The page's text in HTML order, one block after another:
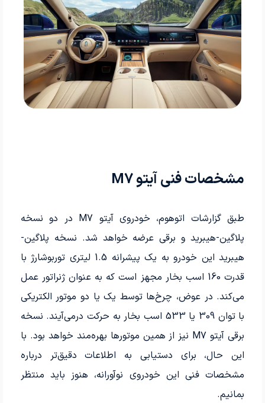
مشخصات فنی آیتو M7
طبق گزارشات اتوهوم، خودروی آیتو M7 در دو نسخه
پلاگین-هیبرید و برقی عرضه خواهد شد. نسخه پلاگین-
هیبرید این خودرو به یک پیشرانه 1.5 لیتری توربوشارژ با
قدرت 160 اسب بخار مجهز است که به عنوان ژنراتور عمل
می‌کند. در عوض، چرخ‌ها توسط یک یا دو موتور الکتریکی
با توان 309 یا 533 اسب بخار به حرکت درمی‌آیند. نسخه
برقی آیتو M7 نیز از همین موتورها بهره‌مند خواهد بود. با
این حال، برای دستیابی به اطلاعات دقیق‌تر درباره
مشخصات فنی این خودروی نوآورانه، هنوز باید منتظر
بمانیم.